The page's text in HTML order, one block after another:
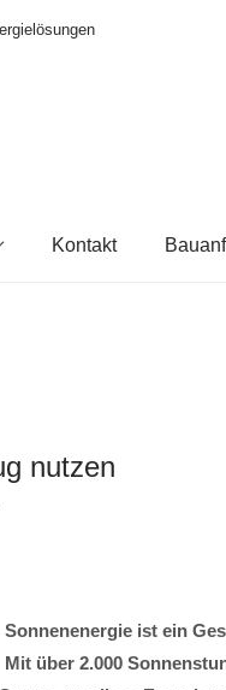
Kontakt
nutzen
Sonnenenergie ist ein
Mit über 2.000